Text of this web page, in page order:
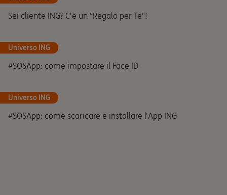
Sei cliente ING? C’è un “Regalo per Te”!
Universo ING
#SOSApp: come impostare il Face ID
Universo ING
#SOSApp: come scaricare e installare l’App ING